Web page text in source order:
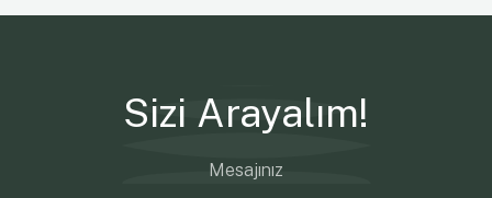
Sizi Arayalım!
Mesajınız